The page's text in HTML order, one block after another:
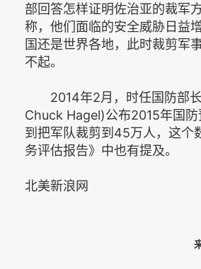
部回答怎样证明佐治亚的裁军
称，他们面临的安全威胁日益
国还是世界各地，此时裁剪军
不起。
2014年2月，时任国防部长
Chuck Hagel)公布2015年国
到把军队裁剪到45万人，这个
务评估报告》中也有提及。
北美新浪网